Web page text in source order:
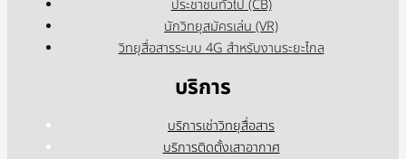
ประชาชนทั่วไป (CB)
นักวิทยุสมัครเล่น (VR)
วิทยุสื่อสารระบบ 4G สำหรับงานระยะไกล
บริการ
บริการเช่าวิทยุสื่อสาร
บริการติดตั้งเสาอากาศ